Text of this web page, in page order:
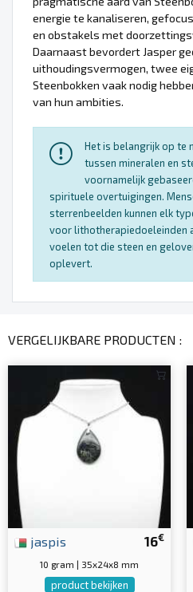
energie te kanaliseren,
en obstakels met
Daarnaast bevordert Jasper
uithoudingsvermogen, twee
Steenbokken vaak nodig
van hun ambities.
Het is belangrijk op te
tussen mineralen en
voornamelijk
spirituele overtuigingen.
sterrenbeelden kunnen elk
voor lithotherapiedoeleinden
voelen tot die steen en
oplevert.
VERGELIJKBARE PRODUCTEN :
16€
jaspis
10 gram | 35x24x8 mm
product bekijken